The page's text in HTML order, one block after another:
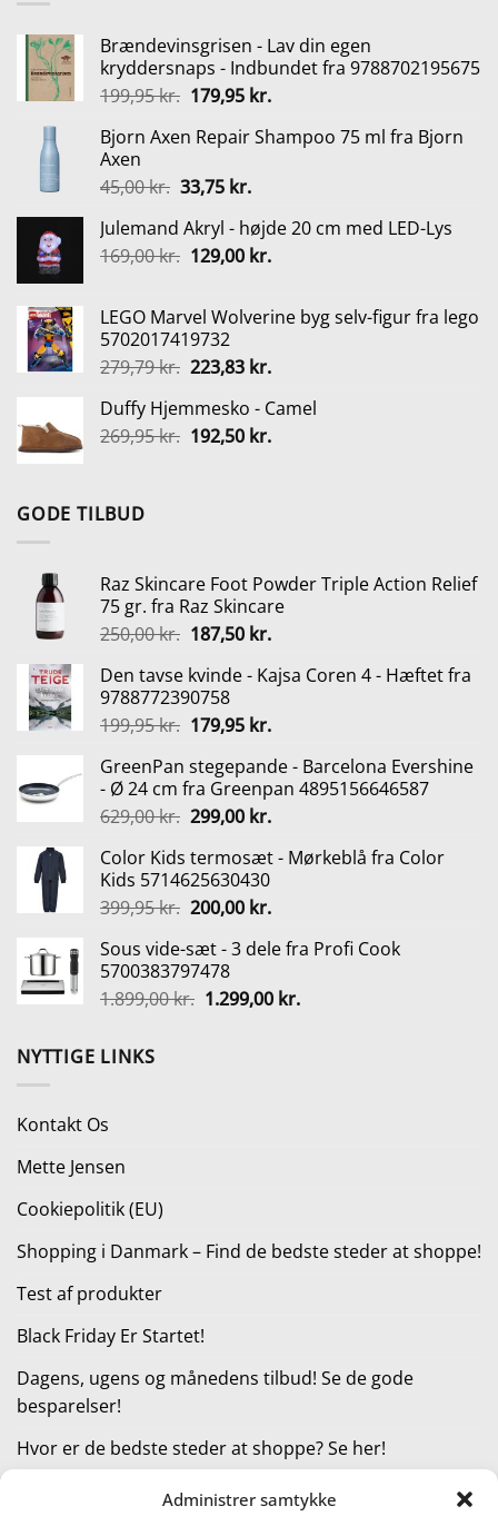
Administrer samtykke
Brændevinsgrisen - Lav din egen
kryddersnaps - Indbundet fra 9788702195675
199,95kr. Den
pris
199,95 kr..
179,95 kr.Den
pris
Bjorn Axen Repair Shampoo 75 ml fra Bjorn
Axen
45,00kr. Den
pris
var:
33,75 kr.Den
pris
er:
Julemand Akryl - højde 20 cm med LED-Lys
169,00kr. Den
var:
169,00 kr..
129,00 kr.Den
er:
LEGO Marvel Wolverine byg selv-figur fra lego
5702017419732
279,79kr. Den
pris
var:
223,83 kr.Den
pris
er:
Duffy Hjemmesko - Camel
269,95kr. Den
192,50 kr.Den
GODE TILBUD
Raz Skincare Foot Powder Triple Action Relief
75 gr. fra Raz Skincare
250,00kr. Den
pris
var:
250,00 kr..
187,50 kr.Den
pris
187,50 kr..
Den tavse kvinde - Kajsa Coren 4 - Hæftet fra
9788772390758
199,95kr. Den
pris
var:
199,95 kr..
179,95 kr.Den
pris
er:
179,95 kr..
GreenPan stegepande - Barcelona Evershine
- Ø 24 cm fra Greenpan 4895156646587
629,00kr. Den
pris
var:
629,00 kr..
299,00 kr.Den
pris
er:
299,00 kr..
Color Kids termosæt - Mørkeblå fra Color
Kids 5714625630430
399,95kr. Den
pris
var:
399,95 kr..
200,00 kr.Den
pris
200,00 kr..
Sous vide-sæt - 3 dele fra Profi Cook
5700383797478
1.899,00kr. Den
1.299,00 kr.Den
NYTTIGE LINKS
Kontakt Os
Mette Jensen
Cookiepolitik (EU)
Shopping i Danmark – Find de bedste steder at shoppe!
Test af produkter
Black Friday Er Startet!
Dagens, ugens og månedens tilbud! Se de gode
besparelser!
Hvor er de bedste steder at shoppe? Se her!